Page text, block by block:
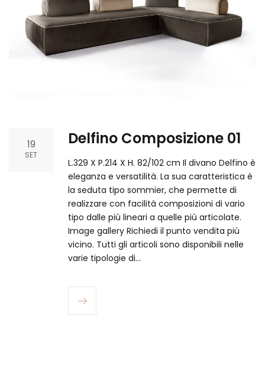
19
SET
Delfino Composizione 01
L.329 X P.214 X H. 82/102 cm Il divano Delfino è
eleganza e versatilità. La sua caratteristica è
la seduta tipo sommier, che permette di
realizzare con facilità composizioni di vario
tipo dalle più lineari a quelle più articolate.
Image gallery Richiedi il punto vendita più
vicino.​ Tutti gli articoli sono disponibili nelle
varie tipologie di…